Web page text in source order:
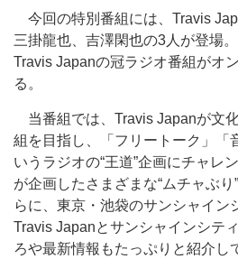
今回の特別番組には、Travis
三掛龍也、吉澤閑也の3人が登場
Travis Japanの冠ラジオ番組がオ
る。
当番組では、Travis Japanが文
組を目指し、「フリートーク」「
いうラジオの“王道”企画にチャレ
が企画したさまざまな“ムチャぶ
らに、東京・池袋のサンシャイン
Travis Japanとサンシャインシテ
ろや最新情報もたっぷりと紹介し